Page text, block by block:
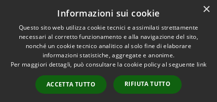
Dichiarazione di accessibilità
Accessibilità
Copyright © 2026 • Città di
Cornate d'Adda • Powered by
Municipium•
Accesso
redazione
×
Informazioni sui cookie
Questo sito web utilizza cookie tecnici e assimilati strettamente
necessari al corretto funzionamento e alla navigazione del sito,
nonché un cookie tecnico analitico al solo fine di elaborare
informazioni statistiche, aggregate e anonime.
Per maggiori dettagli, può consultare la cookie policy al seguente link
ACCETTA TUTTO RIFIUTA TUTTO